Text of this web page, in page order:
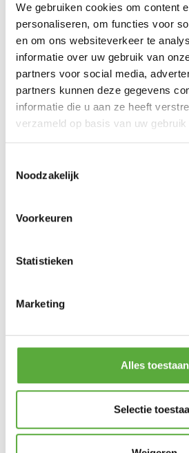
We gebruiken cookies om content
personaliseren, om functies voor
en om ons websiteverkeer te
informatie over uw gebruik van
partners voor social media,
partners kunnen deze gegevens
informatie die u aan ze heeft
verzameld op basis van uw
Noodzakelijk
Voorkeuren
Statistieken
Marketing
Alles toestaan
Selectie
Kopersbescherming met Trusted
SKU91641CategorieënDining
Taste by 4 Seasons Outdoor
Merk
Taste by 4
Kleur
Latte
Beige
Materiaal 2
Zit diepte
SKU
8720087022833
BIJPASSENDE ACCESSOIRES EN
PRODUCTEN